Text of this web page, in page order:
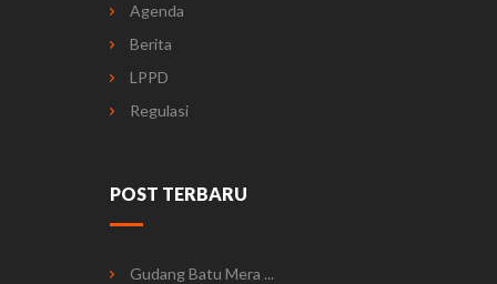
Agenda
Berita
LPPD
Regulasi
POST TERBARU
Gudang Batu Mera ...